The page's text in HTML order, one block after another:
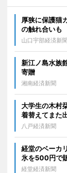
厚狭に保護猫
の触れ合いも
山口宇部経済新
新江ノ島水族
寄贈
湘南経済新聞
大学生の木村
着替えてまた
八戸経済新聞
経堂のベーカ
氷を500円で
経堂経済新聞